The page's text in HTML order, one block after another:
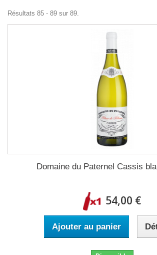
Résultats 85 - 89 sur 89.
Domaine du Paternel Cassis
54,00 €
Ajouter au panier